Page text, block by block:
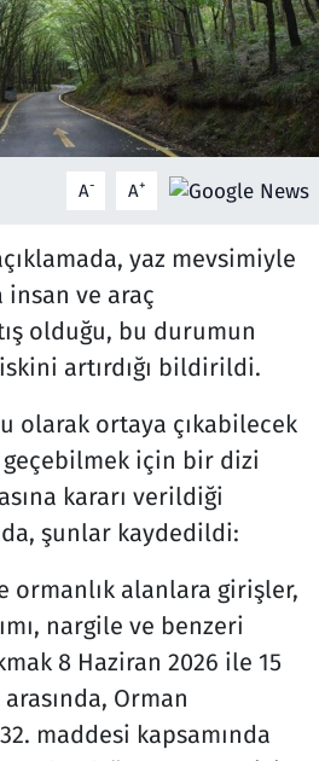
A- A+
yaz mevsimiyle
insan ve araç
olduğu, bu durumun
artırdığı bildirildi.
olarak ortaya çıkabilecek
için bir dizi
kararı verildiği
şunlar kaydedildi:
ormanlık alanlara girişler,
nargile ve benzeri
8 Haziran 2026 ile 15
Orman
maddesi kapsamında